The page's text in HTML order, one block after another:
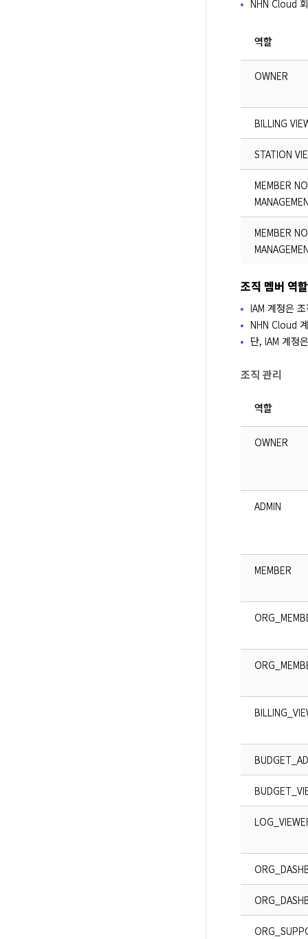
NHN Cloud
역할
OWNER
BILLING
STATION
MEMBER
MEMBER
조직 멤버 역할
IAM 계정은
NHN Cloud
단, IAM 계정
조직 관리
역할
OWNER
ADMIN
MEMBER